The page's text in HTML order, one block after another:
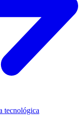
tecnológica